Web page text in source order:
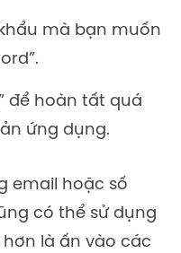
mà bạn muốn
để hoàn tất quá
ứng dụng.
email hoặc số
có thể sử dụng
là ấn vào các